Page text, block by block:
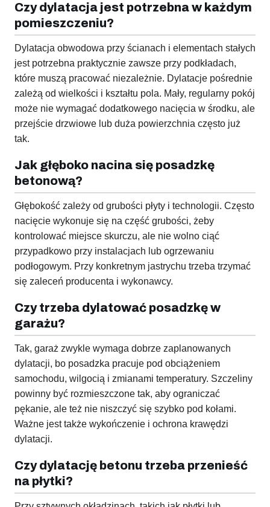
Czy dylatacja jest potrzebna w każdym
pomieszczeniu?
Dylatacja obwodowa przy ścianach i elementach stałych
jest potrzebna praktycznie zawsze przy podkładach,
które muszą pracować niezależnie. Dylatacje pośrednie
zależą od wielkości i kształtu pola. Mały, regularny pokój
może nie wymagać dodatkowego nacięcia w środku, ale
przejście drzwiowe lub duża powierzchnia często już
tak.
Jak głęboko nacina się posadzkę
betonową?
Głębokość zależy od grubości płyty i technologii. Często
nacięcie wykonuje się na część grubości, żeby
kontrolować miejsce skurczu, ale nie wolno ciąć
przypadkowo przy instalacjach lub ogrzewaniu
podłogowym. Przy konkretnym jastrychu trzeba trzymać
się zaleceń producenta i wykonawcy.
Czy trzeba dylatować posadzkę w
garażu?
Tak, garaż zwykle wymaga dobrze zaplanowanych
dylatacji, bo posadzka pracuje pod obciążeniem
samochodu, wilgocią i zmianami temperatury. Szczeliny
powinny być rozmieszczone tak, aby ograniczać
pękanie, ale też nie niszczyć się szybko pod kołami.
Ważne jest także wykończenie i ochrona krawędzi
dylatacji.
Czy dylatację betonu trzeba przenieść
na płytki?